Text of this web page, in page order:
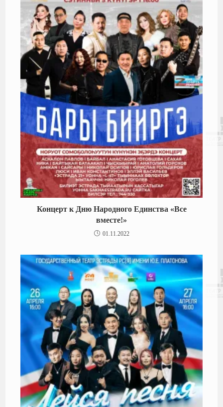
Концерт к Дню Народного Единства «Все
вместе!»
01.11.2022